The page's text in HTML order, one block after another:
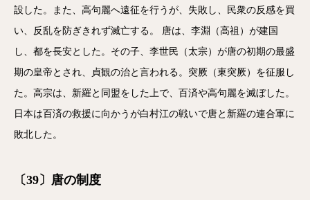
設した。また、高句麗へ遠征を行うが、失敗し、民衆の反感を買
い、反乱を防ぎきれず滅亡する。 唐は、李淵（高祖）が建国
し、都を長安とした。その子、李世民（太宗）が唐の初期の最盛
期の皇帝とされ、貞観の治と言われる。突厥（東突厥）を征服し
た。高宗は、新羅と同盟をした上で、百済や高句麗を滅ぼした。
日本は百済の救援に向かうが白村江の戦いで唐と新羅の連合軍に
敗北した。
〔39〕唐の制度